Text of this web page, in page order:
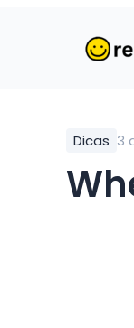
Dicas 3